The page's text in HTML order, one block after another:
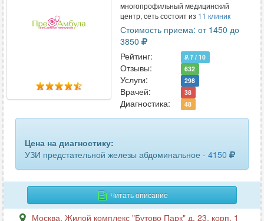
шейного отдела позвоночника
эластография печени
эластография щитовидной железы
многопрофильный медицинский
центр, сеть состоит из 11 клиник
Стоимость приема: от 1450 до
3850
Рейтинг:
9.1 / 10
Отзывы: 632
Услуги: 298
Врачей: 38
Диагностика: 48
Цена на диагностику:
УЗИ предстательной железы абдоминальное - 4150
Читать описание
Москва, Жилой комплекс "Бутово Парк" д. 23, корп. 1